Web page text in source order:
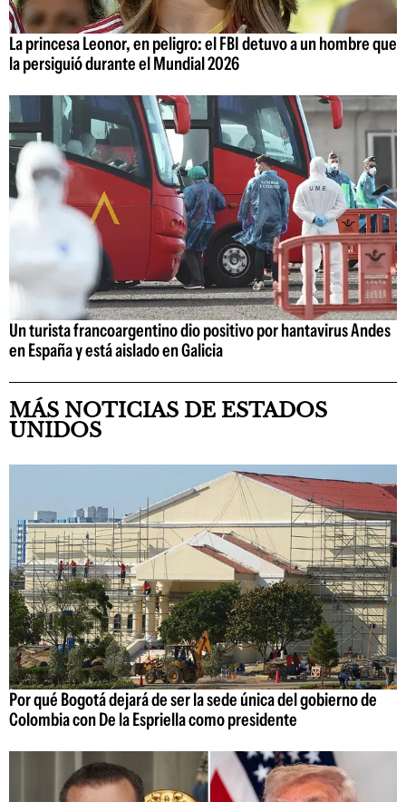
La princesa Leonor, en peligro: el FBI detuvo a un hombre que
la persiguió durante el Mundial 2026
Un turista francoargentino dio positivo por hantavirus Andes
en España y está aislado en Galicia
MÁS NOTICIAS DE ESTADOS
UNIDOS
Por qué Bogotá dejará de ser la sede única del gobierno de
Colombia con De la Espriella como presidente